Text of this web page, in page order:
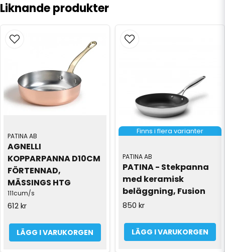
Liknande produkter
PATINA AB
AGNELLI
KOPPARPANNA D10CM
FÖRTENNAD,
MÄSSINGS HTG
111cum/s
612 kr
LÄGG I VARUKORGEN
Finns i flera varianter
PATINA AB
PATINA - Stekpanna
med keramisk
beläggning, Fusion
850 kr
LÄGG I VARUKORGEN